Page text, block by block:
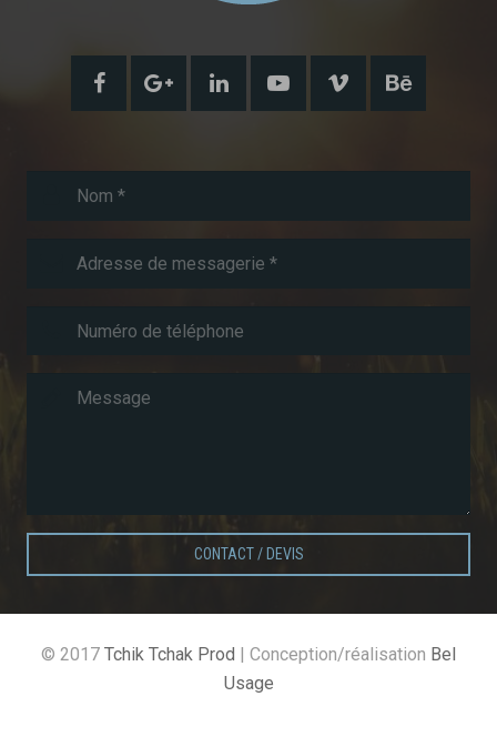
CONTACT / DEVIS
© 2017 Tchik Tchak Prod | Conception/réalisation Bel
Usage